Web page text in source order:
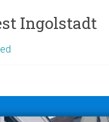
Ingolstadt